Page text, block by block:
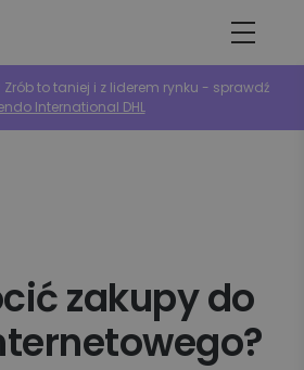
Zrób to taniej i z liderem rynku - sprawdź
International DHL
zakupy do